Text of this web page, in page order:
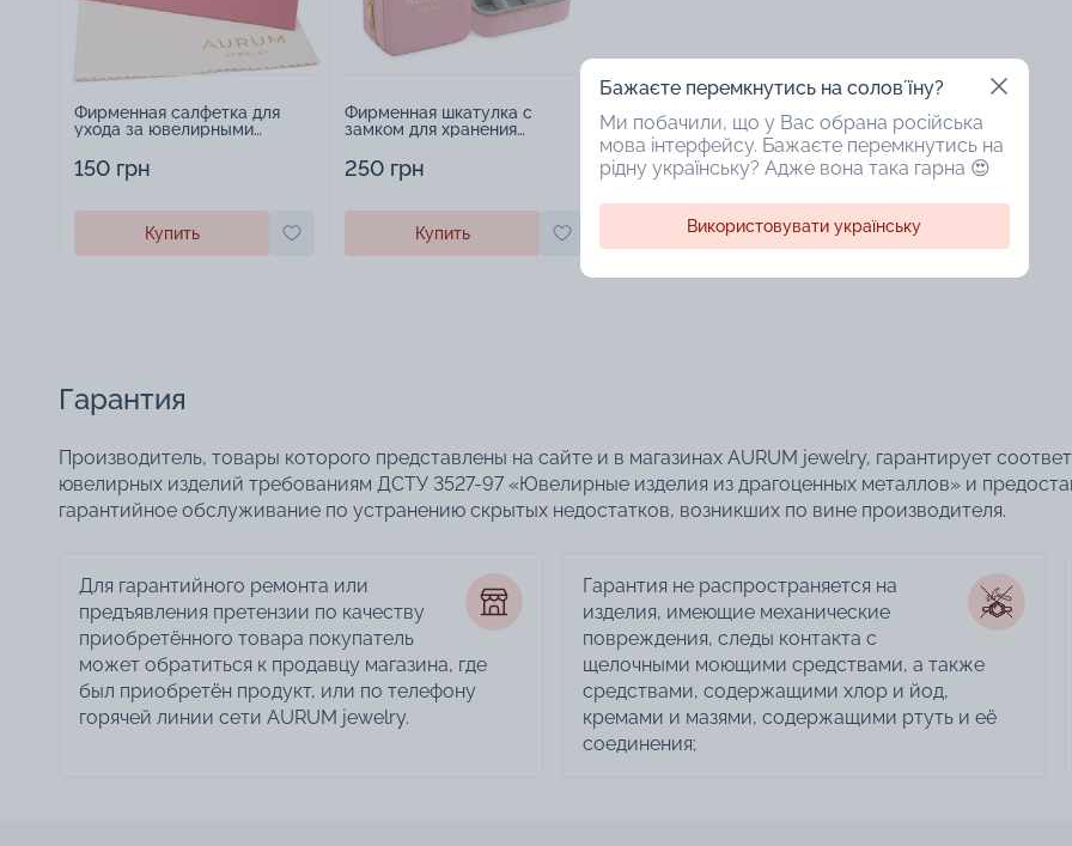
Фирменная салфетка для
ухода за ювелирными
150 грн
Купить
Фирменная шкатулка с
замком для хранения
250 грн
Купить
Гарантия
Производитель, товары которого представлены на сайте и в магазинах AURUM jewelry, гарантирует
ювелирных изделий требованиям ДСТУ 3527-97 «Ювелирные изделия из драгоценных металлов» и
гарантийное обслуживание по устранению скрытых недостатков, возникших по вине производителя.
Для гарантийного ремонта или
предъявления претензии по качеству
приобретённого товара покупатель
может обратиться к продавцу магазина, где
был приобретён продукт, или по телефону
горячей линии сети AURUM jewelry.
Гарантия не распространяется на
изделия, имеющие механические
повреждения, следы контакта с
щелочными моющими средствами, а также
средствами, содержащими хлор и йод,
кремами и мазями, содержащими ртуть и её
соединения;
Бажаєте перемкнутись на соловʼїну?
Ми побачили, що у Вас обрана російська
мова інтерфейсу. Бажаєте перемкнутись на
рідну українську? Адже вона така гарна 😍
Використовувати українську